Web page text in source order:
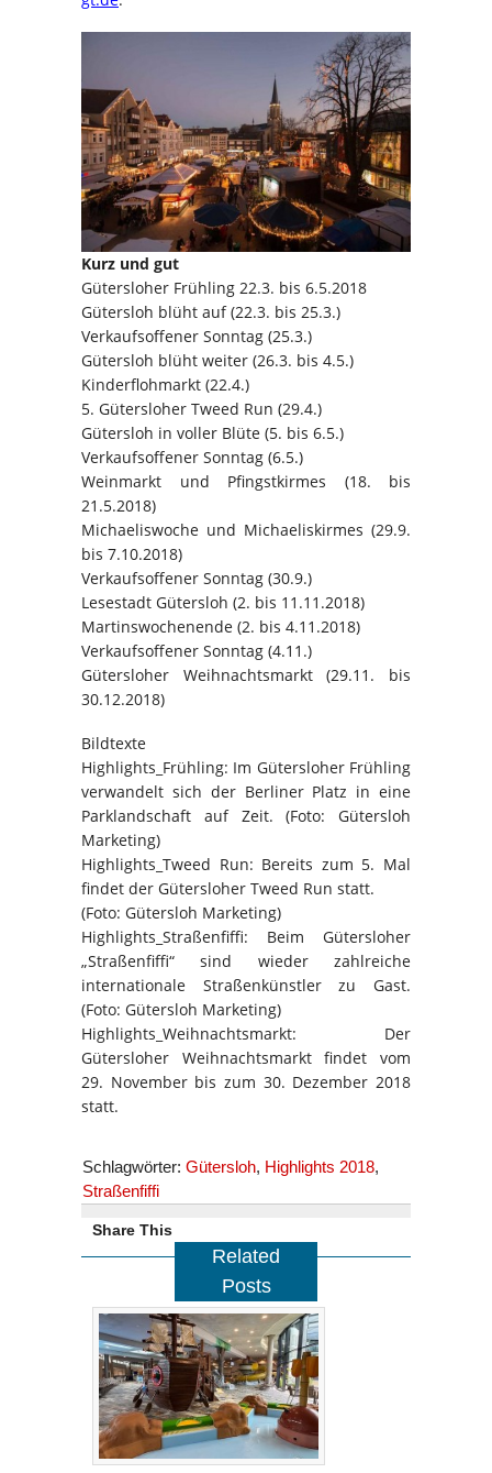
Kurz und gut
Gütersloher Frühling 22.3. bis 6.5.2018
Gütersloh blüht auf (22.3. bis 25.3.)
Verkaufsoffener Sonntag (25.3.)
Gütersloh blüht weiter (26.3. bis 4.5.)
Kinderflohmarkt (22.4.)
5. Gütersloher Tweed Run (29.4.)
Gütersloh in voller Blüte (5. bis 6.5.)
Verkaufsoffener Sonntag (6.5.)
Weinmarkt und Pfingstkirmes (18. bis
21.5.2018)
Michaeliswoche und Michaeliskirmes (29.9.
bis 7.10.2018)
Verkaufsoffener Sonntag (30.9.)
Lesestadt Gütersloh (2. bis 11.11.2018)
Martinswochenende (2. bis 4.11.2018)
Verkaufsoffener Sonntag (4.11.)
Gütersloher Weihnachtsmarkt (29.11. bis
30.12.2018)
Bildtexte
Highlights_Frühling: Im Gütersloher Frühling
verwandelt sich der Berliner Platz in eine
Parklandschaft auf Zeit. (Foto: Gütersloh
Marketing)
Highlights_Tweed Run: Bereits zum 5. Mal
findet der Gütersloher Tweed Run statt.
(Foto: Gütersloh Marketing)
​Highlights_Straßenfiffi: Beim Gütersloher
„Straßenfiffi“ sind wieder zahlreiche
internationale Straßenkünstler zu Gast.
(Foto: Gütersloh Marketing)
Highlights_Weihnachtsmarkt: Der
Gütersloher Weihnachtsmarkt findet vom
29. November bis zum 30. Dezember 2018
statt.
Schlagwörter: Gütersloh, Highlights 2018,
Straßenfiffi
Share This
Related
Posts